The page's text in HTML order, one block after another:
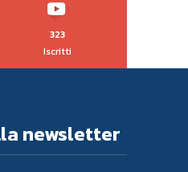
323
Iscritti
newsletter